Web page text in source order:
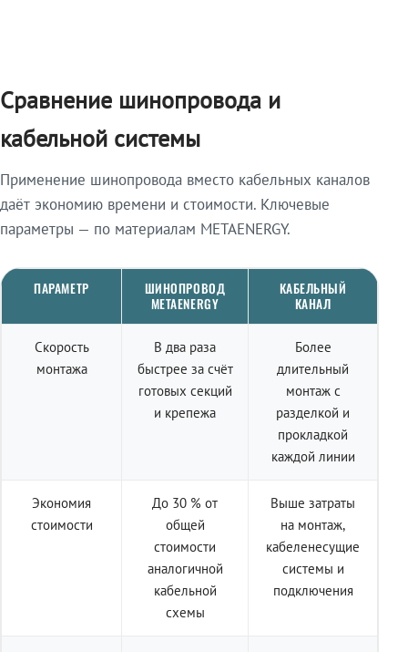
Сравнение шинопровода и
кабельной системы
Применение шинопровода вместо кабельных каналов
даёт экономию времени и стоимости. Ключевые
параметры — по материалам METAENERGY.
ПАРАМЕТР
ШИНОПРОВОД
METAENERGY
КАБЕЛЬНЫЙ
КАНАЛ
Скорость
монтажа
В два раза
быстрее за счёт
готовых секций
и крепежа
Более
длительный
монтаж с
разделкой и
прокладкой
каждой линии
Экономия
стоимости
До 30 % от
общей
стоимости
аналогичной
кабельной
схемы
Выше затраты
на монтаж,
кабеленесущие
системы и
подключения